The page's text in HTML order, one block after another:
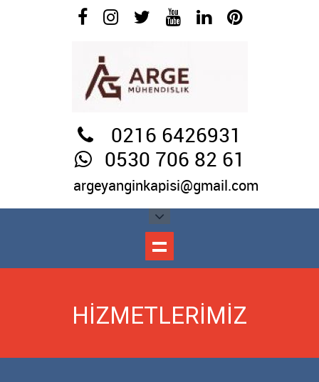
0216 6426931
0530 706 82 61
argeyanginkapisi@gmail.com
HİZMETLERİMİZ